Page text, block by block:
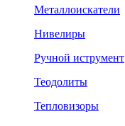
Металлоискатели
Нивелиры
Ручной иструмент
Теодолиты
Тепловизоры